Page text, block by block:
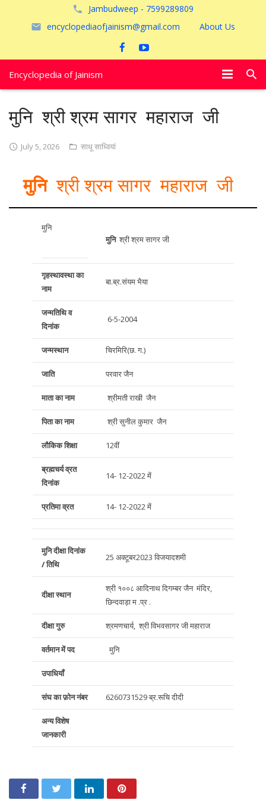
Jambudweep - 7599289809
encyclopediaofjainism@gmail.com
About Us
Encyclopedia of Jainism
पूजायें
अयोध्या
मुनि श्री श्रम सागर महाराज जी
July 5, 2026 साधू साध्वियां
मुनि श्री श्रम सागर महाराज जी
मुनि
मुनि श्री श्रम सागर जी
गृहस्थावस्था का
नाम
बा.ब्र.संयम भैया
जन्मतिथि व
दिनांक
6-5-2004
जन्मस्थान चिरमिरि(छ. ग.)
जाति परवार जैन
माता का नाम श्रीमती राखी जैन
पिता का नाम श्री सुनील कुमार जैन
लौकिक शिक्षा 12वीं
ब्रह्मचर्य व्रत
दिनांक
14- 12-2022 में
प्रतिमा व्रत 14- 12-2022 में
मुनि दीक्षा दिनांक
/ तिथि
25 अक्टूबर2023 विजयादशमी
दीक्षास्थान
श्री १००८ आदिनाथ दिगम्बर जैन मंदिर,
छिन्दवाड़ा म .प्र .
दीक्षा गुरु श्रमणचार्य, श्री विभवसागर जी महाराज
वर्तमान में पद मुनि
उपाधियाँ
संघ का फ़ोन नंबर 6260731529 ब्र.रूचि दीदी
अन्य विशेष
जानकारी